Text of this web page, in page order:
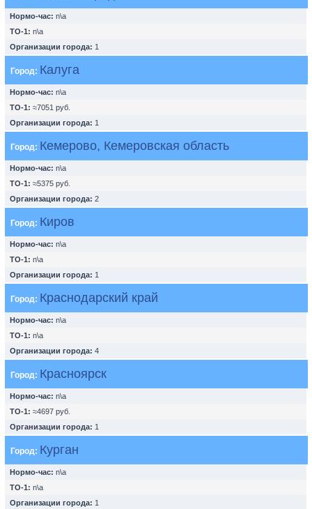
Нормо-час: n\a
ТО-1: n\a
Организации города: 1
Город: Калуга
Нормо-час: n\a
ТО-1: ≈7051 руб.
Организации города: 1
Город: Кемерово, Кемеровская область
Нормо-час: n\a
ТО-1: ≈5375 руб.
Организации города: 2
Город: Киров
Нормо-час: n\a
ТО-1: n\a
Организации города: 1
Город: Краснодарский край
Нормо-час: n\a
ТО-1: n\a
Организации города: 4
Город: Красноярск
Нормо-час: n\a
ТО-1: ≈4697 руб.
Организации города: 1
Город: Курган
Нормо-час: n\a
ТО-1: n\a
Организации города: 1